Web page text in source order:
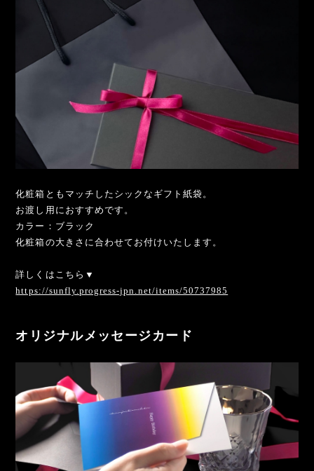
化粧箱ともマッチしたシックなギフト紙袋。
お渡し用におすすめです。
カラー：ブラック
化粧箱の大きさに合わせてお付けいたします。
詳しくはこちら▼
https://sunfly.progress-jpn.net/items/50737985
オリジナルメッセージカード